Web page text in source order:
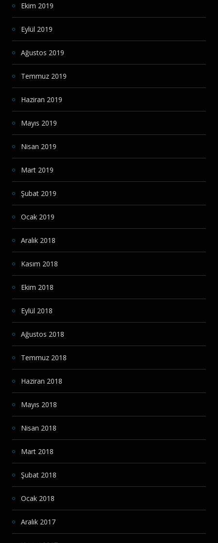
Ekim 2019
Eylül 2019
Ağustos 2019
Temmuz 2019
Haziran 2019
Mayıs 2019
Nisan 2019
Mart 2019
Şubat 2019
Ocak 2019
Aralık 2018
Kasım 2018
Ekim 2018
Eylül 2018
Ağustos 2018
Temmuz 2018
Haziran 2018
Mayıs 2018
Nisan 2018
Mart 2018
Şubat 2018
Ocak 2018
Aralık 2017